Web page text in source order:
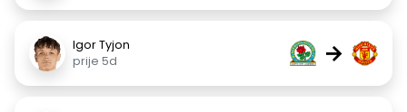
Igor Tyjon
prije 5d
→